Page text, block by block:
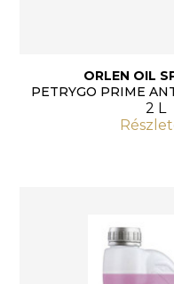
ORLEN OIL
PETRYGO PRIME
2 L